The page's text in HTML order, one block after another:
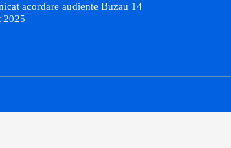
acordare audiente Buzau 14
2025